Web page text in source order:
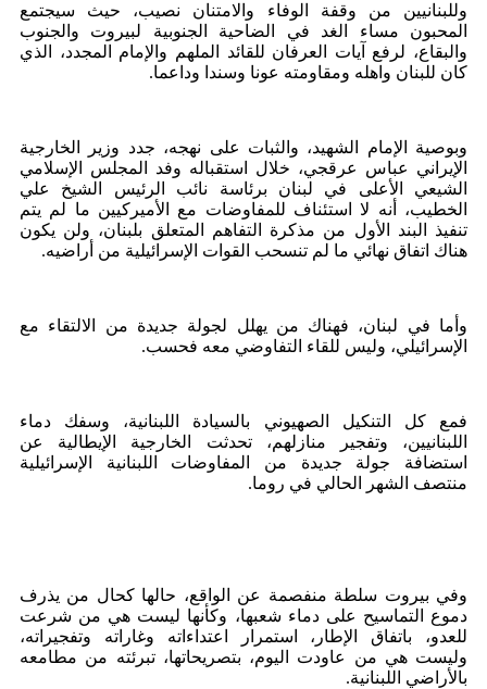
وللبنانيين من وقفة الوفاء والامتنان نصيب، حيث سيجتمع
المحبون مساء الغد في الضاحية الجنوبية لبيروت والجنوب
والبقاع، لرفع آيات العرفان للقائد الملهم والإمام المجدد، الذي
كان للبنان واهله ومقاومته عونا وسندا وداعما.
وبوصية الإمام الشهيد، والثبات على نهجه، جدد وزير الخارجية
الإيراني عباس عرقجي، خلال استقباله وفد المجلس الإسلامي
الشيعي الأعلى في لبنان برئاسة نائب الرئيس الشيخ علي
الخطيب، أنه لا استئناف للمفاوضات مع الأميركيين ما لم يتم
تنفيذ البند الأول من مذكرة التفاهم المتعلق بلبنان، ولن يكون
هناك اتفاق نهائي ما لم تنسحب القوات الإسرائيلية من أراضيه.
وأما في لبنان، فهناك من يهلل لجولة جديدة من الالتقاء مع
الإسرائيلي، وليس للقاء التفاوضي معه فحسب.
فمع كل التنكيل الصهيوني بالسيادة اللبنانية، وسفك دماء
اللبنانيين، وتفجير منازلهم، تحدثت الخارجية الإيطالية عن
استضافة جولة جديدة من المفاوضات اللبنانية الإسرائيلية
منتصف الشهر الحالي في روما.
وفي بيروت سلطة منفصمة عن الواقع، حالها كحال من يذرف
دموع التماسيح على دماء شعبها، وكأنها ليست هي من شرعت
للعدو، باتفاق الإطار، استمرار اعتداءاته وغاراته وتفجيراته،
وليست هي من عاودت اليوم، بتصريحاتها، تبرئته من مطامعه
بالأراضي اللبنانية.